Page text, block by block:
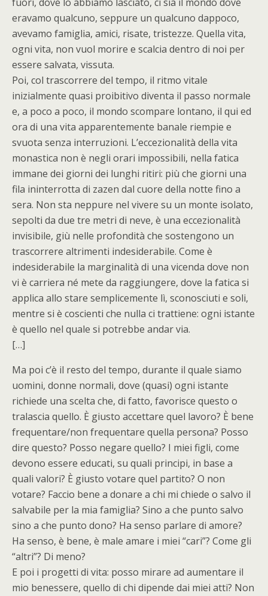
eravamo qualcuno, seppure un qualcuno dappoco,
avevamo famiglia, amici, risate, tristezze. Quella vita,
ogni vita, non vuol morire e scalcia dentro di noi per
essere salvata, vissuta.
Poi, col trascorrere del tempo, il ritmo vitale
inizialmente quasi proibitivo diventa il passo normale
e, a poco a poco, il mondo scompare lontano, il qui ed
ora di una vita apparentemente banale riempie e
svuota senza interruzioni. L’eccezionalità della vita
monastica non è negli orari impossibili, nella fatica
immane dei giorni dei lunghi ritiri: più che giorni una
fila ininterrotta di zazen dal cuore della notte fino a
sera. Non sta neppure nel vivere su un monte isolato,
sepolti da due tre metri di neve, è una eccezionalità
invisibile, giù nelle profondità che sostengono un
trascorrere altrimenti indesiderabile. Come è
indesiderabile la marginalità di una vicenda dove non
vi è carriera né mete da raggiungere, dove la fatica si
applica allo stare semplicemente lì, sconosciuti e soli,
mentre si è coscienti che nulla ci trattiene: ogni istante
è quello nel quale si potrebbe andar via.
[…]
Ma poi c’è il resto del tempo, durante il quale siamo
uomini, donne normali, dove (quasi) ogni istante
richiede una scelta che, di fatto, favorisce questo o
tralascia quello. È giusto accettare quel lavoro? È bene
frequentare/non frequentare quella persona? Posso
dire questo? Posso negare quello? I miei figli, come
devono essere educati, su quali principi, in base a
quali valori? È giusto votare quel partito? O non
votare? Faccio bene a donare a chi mi chiede o salvo il
salvabile per la mia famiglia? Sino a che punto salvo
sino a che punto dono? Ha senso parlare di amore?
Ha senso, è bene, è male amare i miei “cari”? Come gli
“altri”? Di meno?
E poi i progetti di vita: posso mirare ad aumentare il
mio benessere, quello di chi dipende dai miei atti? Non